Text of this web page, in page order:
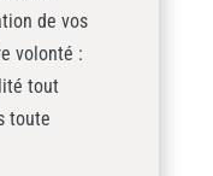
de vos
volonté :
tout
toute